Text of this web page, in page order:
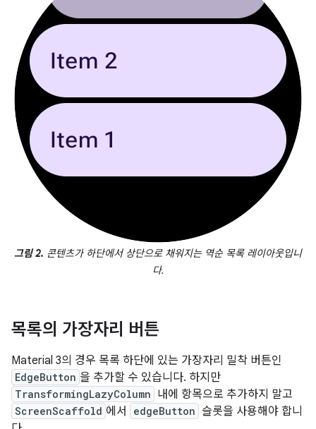
그림 2. 콘텐츠가 하단에서 상단으로 채워지는 역순 목록 레이아웃입니
다.
목록의 가장자리 버튼
Material 3의 경우 목록 하단에 있는 가장자리 밀착 버튼인
EdgeButton 을 추가할 수 있습니다. 하지만
TransformingLazyColumn 내에 항목으로 추가하지 말고
ScreenScaffold 에서 edgeButton 슬롯을 사용해야 합니